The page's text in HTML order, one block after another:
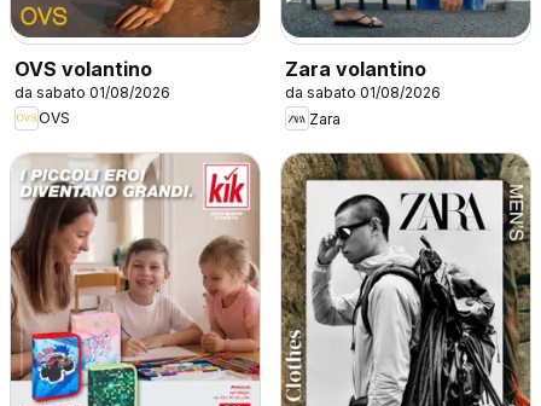
OVS volantino
da sabato 01/08/2026
OVS
Zara volantino
da sabato 01/08/2026
Zara